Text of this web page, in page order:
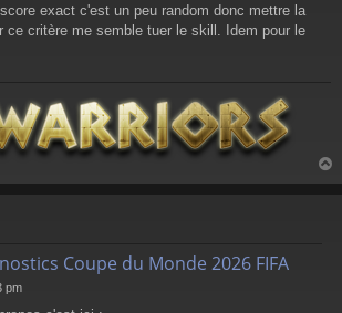
exact c'est un peu random donc mettre la
ce critère me semble tuer le skill. Idem pour le
a
Coupe du Monde 2026 FIFA
pm